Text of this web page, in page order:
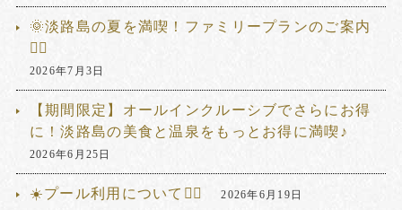
🌞淡路島の夏を満喫！ファミリープランのご案内
🏊‍♂️
2026年7月3日
【期間限定】オールインクルーシブでさらにお得
に！淡路島の美食と温泉をもっとお得に満喫♪
2026年6月25日
☀️プール利用について🏊‍♂️ 2026年6月19日